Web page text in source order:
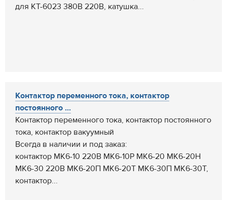
для КТ-6023 380В 220В, катушка...
Контактор переменного тока, контактор
постоянного ...
Контактор переменного тока, контактор постоянного
тока, контактор вакуумный
Всегда в наличии и под заказ:
контактор МК6-10 220В МК6-10Р МК6-20 МК6-20Н
МК6-30 220В МК6-20П МК6-20Т МК6-30П МК6-30Т,
контактор...